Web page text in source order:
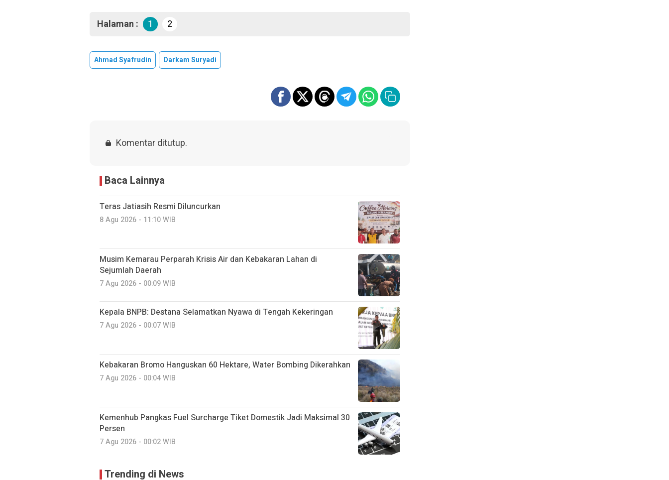
Halaman : 1 2
Ahmad Syafrudin Darkam Suryadi
Komentar ditutup.
Baca Lainnya
Teras Jatiasih Resmi Diluncurkan
8 Agu 2026 - 11:10 WIB
Musim Kemarau Perparah Krisis Air dan Kebakaran Lahan di
Sejumlah Daerah
7 Agu 2026 - 00:09 WIB
Kepala BNPB: Destana Selamatkan Nyawa di Tengah Kekeringan
7 Agu 2026 - 00:07 WIB
Kebakaran Bromo Hanguskan 60 Hektare, Water Bombing Dikerahkan
7 Agu 2026 - 00:04 WIB
Kemenhub Pangkas Fuel Surcharge Tiket Domestik Jadi Maksimal 30
Persen
7 Agu 2026 - 00:02 WIB
Trending di News